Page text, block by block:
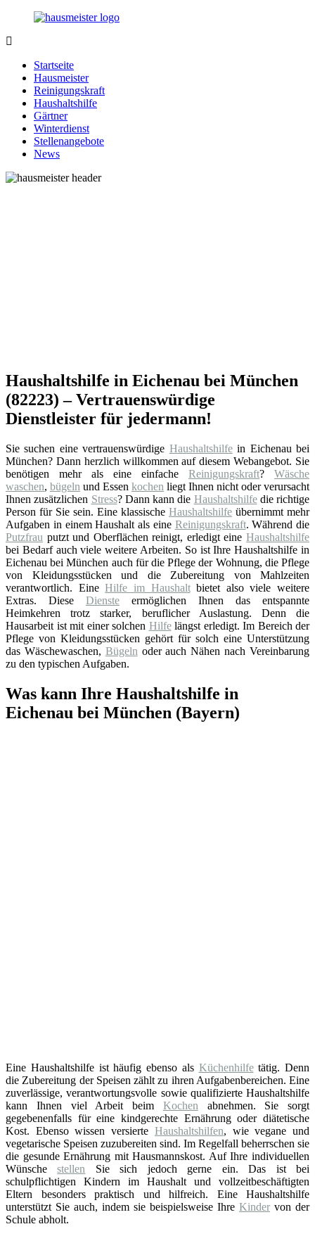
Zurück
Inhalt
Hausmeister.de
rund
Ihren
Haushalt
Startseite
Hausmeister
Reinigungskraft
Haushaltshilfe
Gärtner
Winterdienst
Stellenangebote
News
Haushaltshilfe in Eichenau bei München
(82223) – Vertrauenswürdige
Dienstleister für jedermann!
Sie suchen eine vertrauenswürdige Haushaltshilfein Eichenau bei
München? Dann herzlich willkommen auf diesem Webangebot. Sie
benötigen mehr als eine einfache Reinigungskraft? Wäsche
waschen, bügeln und Essen kochen liegt Ihnen nicht oder verursacht
Ihnen zusätzlichen Stress? Dann kann die Haushaltshilfedie richtige
Person für Sie sein. Eine klassische Haushaltshilfe übernimmt mehr
Aufgaben in einem Haushalt als eine Reinigungskraft. Während die
Putzfrau putzt und Oberflächen reinigt, erledigt eine Haushaltshilfe
bei Bedarf auch viele weitere Arbeiten. So ist Ihre Haushaltshilfe in
Eichenau bei München auch für die Pflege der Wohnung, die Pflege
von Kleidungsstücken und die Zubereitung von Mahlzeiten
verantwortlich. EineHilfe im Haushaltbietet also viele weitere
Extras. Diese Dienste ermöglichen Ihnen das entspannte
Heimkehren trotz starker, beruflicher Auslastung. Denn die
Hausarbeit ist mit einer solchen Hilfelängst erledigt. Im Bereich der
Pflege von Kleidungsstücken gehört für solch eine Unterstützung
das Wäschewaschen, Bügeln oder auch Nähen nach Vereinbarung
zu den typischen Aufgaben.
Was kann Ihre Haushaltshilfe in
Eichenau bei München (Bayern)
Eine Haushaltshilfe ist häufig ebenso als Küchenhilfetätig. Denn
die Zubereitung der Speisen zählt zu ihren Aufgabenbereichen. Eine
zuverlässige, verantwortungsvolle sowie qualifizierte Haushaltshilfe
kann Ihnen viel Arbeit beim Kochen abnehmen. Sie sorgt
gegebenenfalls für eine kindgerechte Ernährung oder diätetische
Kost. Ebenso wissen versierte Haushaltshilfen, wie vegane und
vegetarische Speisen zuzubereiten sind. Im Regelfall beherrschen sie
die gesunde Ernährung mit Hausmannskost. Auf Ihre individuellen
Wünschestellen Sie sich jedoch gerne ein. Das ist bei
schulpflichtigen Kindern im Haushalt und vollzeitbeschäftigten
Eltern besonders praktisch und hilfreich. Eine Haushaltshilfe
unterstützt Sie auch, indem sie beispielsweise Ihre Kinder von der
Schule abholt.